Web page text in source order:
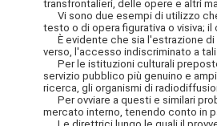
transfrontalieri, delle opere e altri
Vi sono due esempi di utilizzo
testo o di opera figurativa o visiva;
È evidente che sia l'estrazione di
verso, l'accesso indiscriminato a
Per le istituzioni culturali
servizio pubblico più genuino e
ricerca, gli organismi di
Per ovviare a questi e similari
mercato interno, tenendo conto in
Le direttrici lungo le quali il